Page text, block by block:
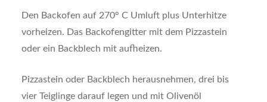
Den Backofen auf 270° C Umluft plus Unterhitze
vorheizen. Das Backofengitter mit dem Pizzastein
oder ein Backblech mit aufheizen.
Pizzastein oder Backblech herausnehmen, drei bis
vier Teiglinge darauf legen und mit Olivenöl